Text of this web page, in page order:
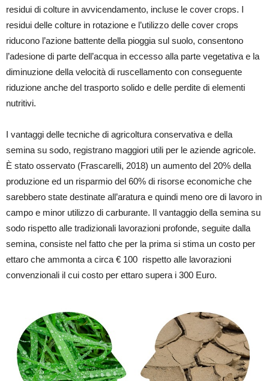
residui di colture in avvicendamento, incluse le cover crops. I
residui delle colture in rotazione e l’utilizzo delle cover crops
riducono l’azione battente della pioggia sul suolo, consentono
l’adesione di parte dell’acqua in eccesso alla parte vegetativa e la
diminuzione della velocità di ruscellamento con conseguente
riduzione anche del trasporto solido e delle perdite di elementi
nutritivi.
I vantaggi delle tecniche di agricoltura conservativa e della
semina su sodo, registrano maggiori utili per le aziende agricole.
È stato osservato (Frascarelli, 2018) un aumento del 20% della
produzione ed un risparmio del 60% di risorse economiche che
sarebbero state destinate all’aratura e quindi meno ore di lavoro in
campo e minor utilizzo di carburante. Il vantaggio della semina su
sodo rispetto alle tradizionali lavorazioni profonde, seguite dalla
semina, consiste nel fatto che per la prima si stima un costo per
ettaro che ammonta a circa € 100 rispetto alle lavorazioni
convenzionali il cui costo per ettaro supera i 300 Euro.